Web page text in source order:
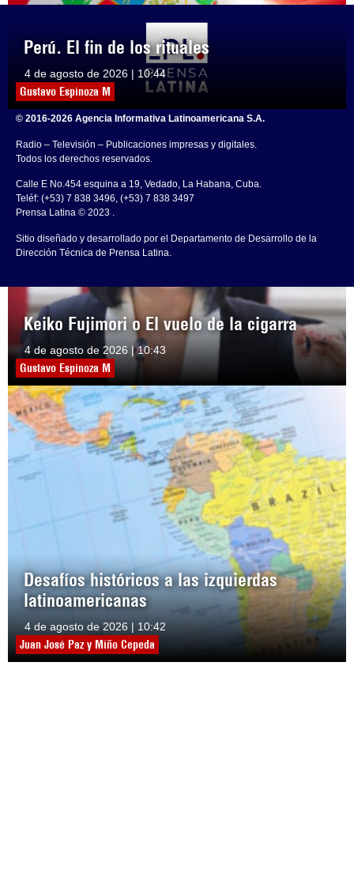
Perú. El fin de los rituales
4 de agosto de 2026 | 10:44
Gustavo Espinoza M
Keiko Fujimori o El vuelo de la cigarra
4 de agosto de 2026 | 10:43
Gustavo Espinoza M
Desafíos históricos a las izquierdas
latinoamericanas
4 de agosto de 2026 | 10:42
Juan José Paz y Miño Cepeda
© 2016-2026 Agencia Informativa Latinoamericana S.A.
Radio – Televisión – Publicaciones impresas y digitales.
Todos los derechos reservados.
Calle E No.454 esquina a 19, Vedado, La Habana, Cuba.
Teléf: (+53) 7 838 3496, (+53) 7 838 3497
Prensa Latina © 2023 .
Sitio diseñado y desarrollado por el Departamento de Desarrollo de la
Dirección Técnica de Prensa Latina.